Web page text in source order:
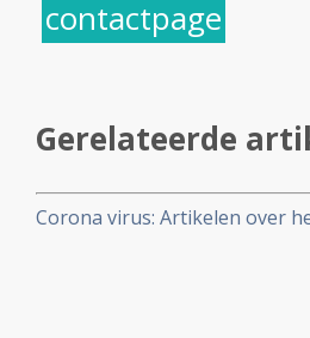
contactpage
Gerelateerde
Corona virus: Artikelen over